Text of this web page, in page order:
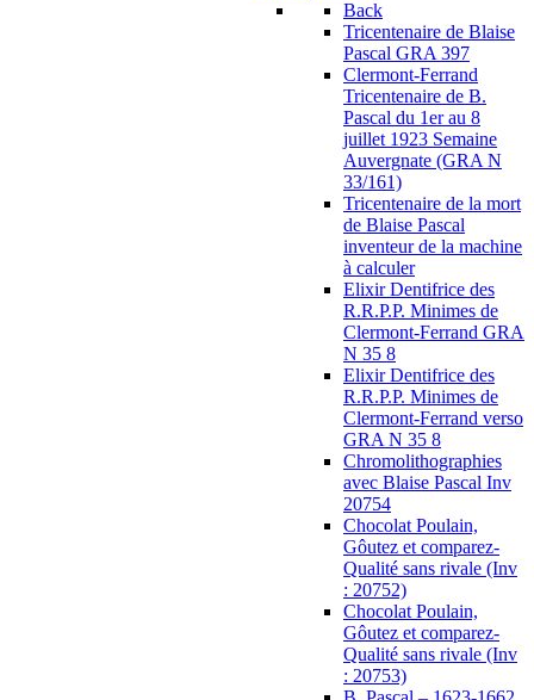
Back
Tricentenaire de Blaise
Pascal GRA 397
Clermont-Ferrand
Tricentenaire de B.
Pascal du 1er au 8
juillet 1923 Semaine
Auvergnate (GRA N
33/161)
Tricentenaire de la mort
de Blaise Pascal
inventeur de la machine
à calculer
Elixir Dentifrice des
R.R.P.P. Minimes de
Clermont-Ferrand GRA
N 35 8
Elixir Dentifrice des
R.R.P.P. Minimes de
Clermont-Ferrand verso
GRA N 35 8
Chromolithographies
avec Blaise Pascal Inv
20754
Chocolat Poulain,
Gôutez et comparez-
Qualité sans rivale (Inv
: 20752)
Chocolat Poulain,
Gôutez et comparez-
Qualité sans rivale (Inv
: 20753)